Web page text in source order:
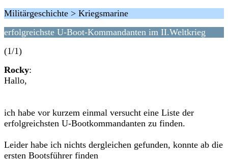
Militärgeschichte > Kriegsmarine
erfolgreichste U-Boot-Kommandanten im II.Weltkrieg
(1/1)
Rocky:
Hallo,
ich habe vor kurzem einmal versucht eine Liste der
erfolgreichsten U-Bootkommandanten zu finden.
Leider habe ich nichts dergleichen gefunden, konnte ab die
ersten Bootsführer finden